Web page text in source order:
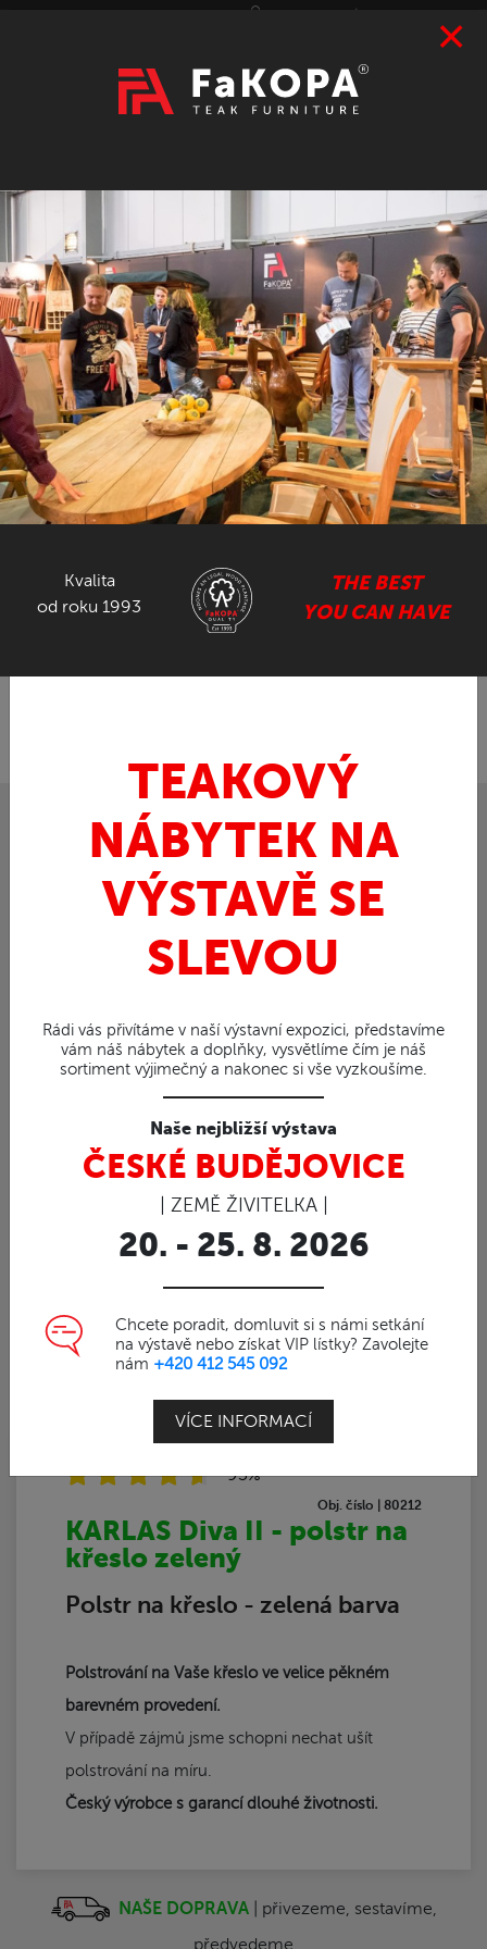
×
Kvalita
od roku 1993
THE BEST
YOU CAN HAVE
TEAKOVÝ
NÁBYTEK NA
VÝSTAVĚ SE
SLEVOU
Rádi vás přivítáme v naší výstavní expozici, představíme
vám náš nábytek a doplňky, vysvětlíme čím je náš
sortiment výjimečný a nakonec si vše vyzkoušíme.
Naše nejbližší výstava
ČESKÉ BUDĚJOVICE
| ZEMĚ ŽIVITELKA |
20. - 25. 8. 2026
Chcete poradit, domluvit si s námi setkání
na výstavě nebo získat VIP lístky? Zavolejte
nám +420 412 545 092
VÍCE INFORMACÍ
VÝSTAVY 2026
prázdný
CZK EUR
TEAK
ART / DOPLŇKY
RATAN
NÁBYTEK ZE SUARU
GASTRO NÁBYTEK
93%
Obj. číslo | 80212
KARLAS Diva II - polstr na
křeslo zelený
Polstr na křeslo - zelená barva
Polstrování na Vaše křeslo ve velice pěkném
barevném provedení.
V případě zájmů jsme schopni nechat ušít
polstrování na míru.
Český výrobce s garancí dlouhé životnosti.
NAŠE DOPRAVA| přivezeme, sestavíme,